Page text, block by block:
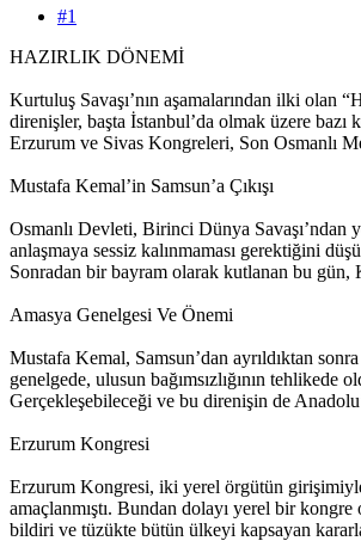
#1
HAZIRLIK DÖNEMİ
Kurtuluş Savaşı’nın aşamalarından ilki olan
direnişler, başta İstanbul’da olmak üzere
Erzurum ve Sivas Kongreleri, Son Osmanlı
Mustafa Kemal’in Samsun’a Çıkışı
Osmanlı Devleti, Birinci Dünya Savaşı’ndan
anlaşmaya sessiz kalınmaması gerektiğini
Sonradan bir bayram olarak kutlanan bu gün,
Amasya Genelgesi Ve Önemi
Mustafa Kemal, Samsun’dan ayrıldıktan
genelgede, ulusun bağımsızlığının
Gerçekleşebileceği ve bu direnişin de
Erzurum Kongresi
Erzurum Kongresi, iki yerel örgütün girişimiyle
amaçlanmıştı. Bundan dolayı yerel bir
bildiri ve tüzükte bütün ülkeyi kapsayan